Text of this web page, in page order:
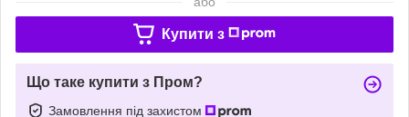
Купити з
Що таке купити з Пром?
Замовлення під захистом